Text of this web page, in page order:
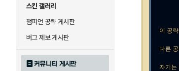
스킨 갤러리
챔피언 공략 게시판
버그 제보 게시판
커뮤니티 게시판
이 공
다른
자기는